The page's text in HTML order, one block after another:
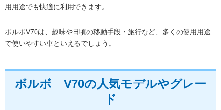
用用途でも快適に利用できます。
ボルボV70は、趣味や日頃の移動手段・旅行など、多くの使用用途
で使いやすい車といえるでしょう。
ボルボ V70の人気モデルやグレー
ド